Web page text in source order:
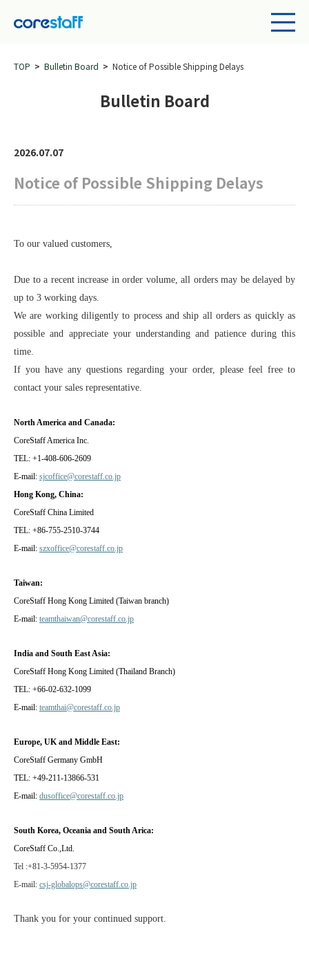
TOP Bulletin Board Notice of Possible Shipping Delays
Bulletin Board
2026.07.07
Notice of Possible Shipping Delays
To our valued customers,
Due to a recent increase in order volume, all orders may be delayed by
up to 3 working days.
We are working diligently to process and ship all orders as quickly as
possible and appreciate your understanding and patience during this
time.
If you have any questions regarding your order, please feel free to
contact your sales representative.
North America and Canada:
CoreStaff America Inc.
TEL: +1-408-606-2609
E-mail: sjcoffice@corestaff.co.jp
Hong Kong, China:
CoreStaff China Limited
TEL: +86-755-2510-3744
E-mail: szxoffice@corestaff.co.jp
Taiwan:
CoreStaff Hong Kong Limited (Taiwan branch)
E-mail: teamthaiwan@corestaff.co.jp
India and South East Asia:
CoreStaff Hong Kong Limited (Thailand Branch)
TEL: +66-02-632-1099
E-mail: teamthai@corestaff.co.jp
Europe, UK and Middle East:
CoreStaff Germany GmbH
TEL: +49-211-13866-531
E-mail: dusoffice@corestaff.co.jp
South Korea, Oceania and South Arica:
CoreStaff Co.,Ltd.
Tel :+81-3-5954-1377
E-mail: csj-globalops@corestaff.co.jp
Thank you for your continued support.